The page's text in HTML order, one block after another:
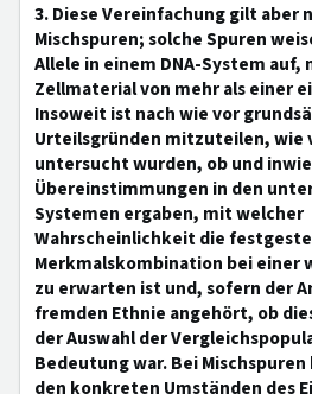
3. Diese Vereinfachung gilt aber
Mischspuren; solche Spuren
Allele in einem DNA-System auf,
Zellmaterial von mehr als einer
Insoweit ist nach wie vor
Urteilsgründen mitzuteilen, wie
untersucht wurden, ob und
Übereinstimmungen in den
Systemen ergaben, mit welcher
Wahrscheinlichkeit die
Merkmalskombination bei einer
zu erwarten ist und, sofern der
fremden Ethnie angehört, ob
der Auswahl der
Bedeutung war. Bei
den konkreten Umständen des